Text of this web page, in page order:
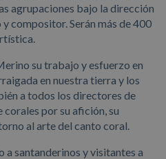
agrupaciones bajo la dirección
compositor. Serán más de 400
su trabajo y esfuerzo en
en nuestra tierra y los
a todos los directores de
por su afición, su
al arte del canto coral.
a santanderinos y visitantes a